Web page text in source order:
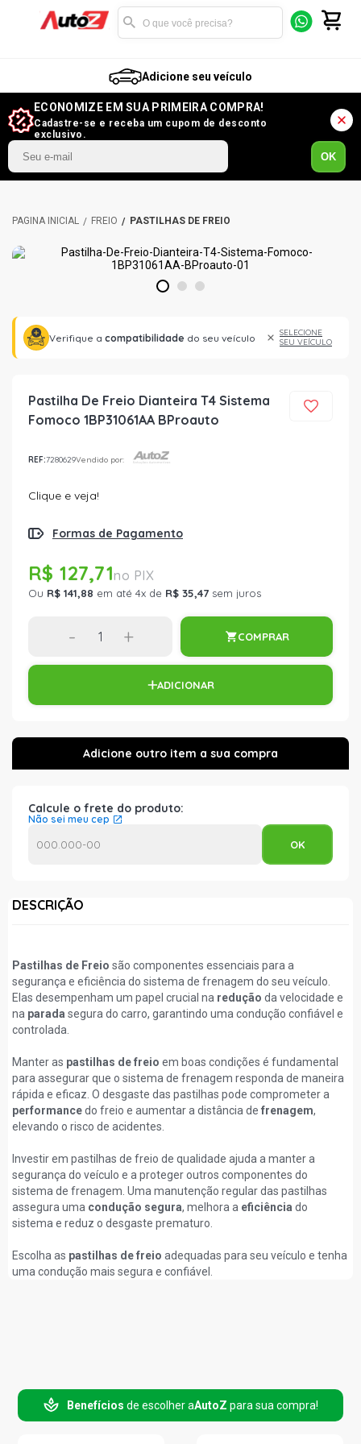
Adicione seu veículo
ECONOMIZE EM SUA PRIMEIRA COMPRA!
Cadastre-se e receba um cupom de desconto
exclusivo.
OK
FREIO PASTILHAS DE FREIO
1 2 3
Verifique a compatibilidade do seu veículo
SELECIONE
SEU VEÍCULO
Pastilha De Freio Dianteira T4 Sistema
Fomoco 1BP31061AA BProauto
REF:7280629Vendido por:
Clique e veja!
Formas de Pagamento
R$ 127,71
Ou R$ 141,88 em até 4x de R$ 35,47 sem juros
- + COMPRAR
ADICIONAR
Calcule o frete do produto:
Não sei meu cep
DESCRIÇÃO
Pastilhas de Freio são componentes essenciais para a
segurança e eficiência do sistema de frenagem do seu veículo.
Elas desempenham um papel crucial na redução da velocidade e
na parada segura do carro, garantindo uma condução confiável e
controlada.
Manter as pastilhas de freio em boas condições é fundamental
para assegurar que o sistema de frenagem responda de maneira
rápida e eficaz. O desgaste das pastilhas pode comprometer a
performancedo freio e aumentar a distância de frenagem,
elevando o risco de acidentes.
Investir em pastilhas de freio de qualidade ajuda a manter a
segurança do veículo e a proteger outros componentes do
sistema de frenagem. Uma manutenção regular das pastilhas
assegura uma condução segura, melhora a eficiência do
sistema e reduz o desgaste prematuro.
Escolha as pastilhas de freio adequadas para seu veículo e tenha
uma condução mais segura e confiável.
Benefícios de escolher aAutoZ para sua compra!